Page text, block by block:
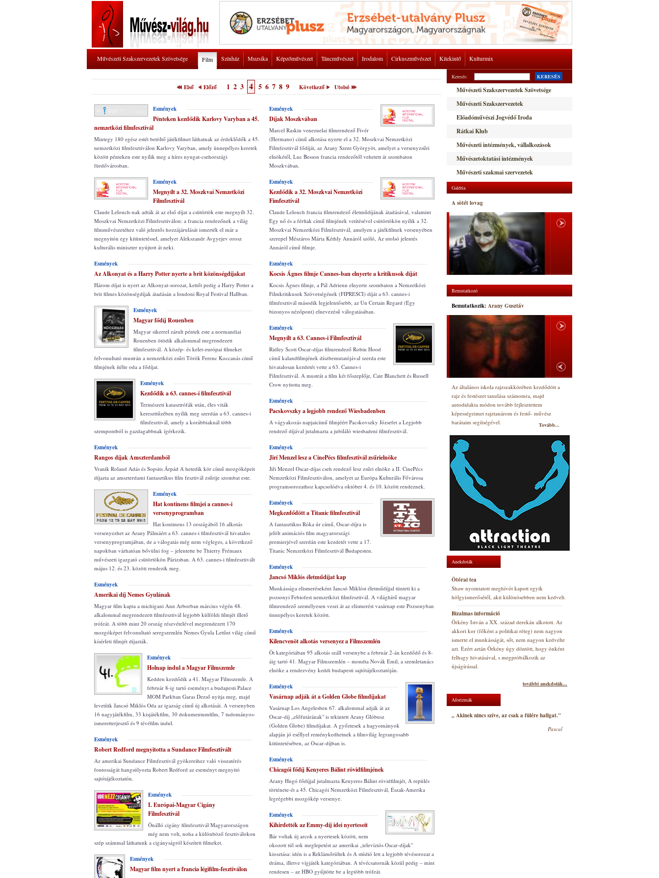
Művészeti Szakszervezetek Szövetsége Film Színház Muzsika Képzőművészet Táncművészet Irodalom Cirkuszművészet Kitekintő Kulturmix
Első Előző 1 2 3 4 5 6 7 8 9 Következő Utolsó
Esmények
Pénteken kezdődik Karlovy Varyban a 45.
nemzetközi filmfesztivál
Mintegy 180 egész estét betöltő játékfilmet láthatnak az érdeklődők a 45.
nemzetközi filmfesztiválon Karlovy Varyban, amely ünnepélyes keretek
között pénteken este nyílik meg a híres nyugat-csehországi
fürdővárosban.
Esmények
Megnyílt a 32. Moszkvai Nemzetközi
Filmfesztivál
Claude Lelouch-nak adták át az első díjat a csütörtök este megnyílt 32.
Moszkvai Nemzetközi Filmfesztiválon: a francia rendezőnek a világ
filmművészetéhez való jelentős hozzájárulását ismerték el már a
megnyitón egy kitüntetéssel, amelyet Alekszandr Avgyejev orosz
kulturális miniszter nyújtott át neki.
Esmények
Az Alkonyat és a Harry Potter nyerte a brit közönségdíjakat
Három díjat is nyert az Alkonyat-sorozat, kettőt pedig a Harry Potter a
brit filmes közönségdíjak átadásán a londoni Royal Festival Hallban.
Esmények
Magyar fődíj Rouenben
Magyar sikerrel zárult péntek este a normandiai
Rouenben ötödik alkalommal megrendezett
filmfesztivál. A közép- és kelet-európai filmeket
felvonultató mustrán a nemzetközi zsűri Török Ferenc Koccanás című
filmjének ítélte oda a fődíjat.
Esmények
Kezdődik a 63. cannes-i filmfesztivál
Természeti katasztrófák után, éles viták
kereszttűzében nyílik meg szerdán a 63. cannes-i
filmfesztivál, amely a korábbiaknál több
szempontból is gazdagabbnak ígérkezik.
Esmények
Rangos díjak Amszterdamból
Vranik Roland Adás és Sopsits Árpád A hetedik kör című mozgóképeit
díjazta az amszterdami fantasztikus film fesztivál zsűrije szombat este.
Esmények
Hat kontinens filmjei a cannes-i
versenyprogramban
Hat kontinens 13 országából 16 alkotás
versenyezhet az Arany Pálmáért a 63. cannes-i filmfesztivál hivatalos
versenyprogramjában, de a válogatás még nem végleges, a következő
napokban várhatóan bővülni fog – jelentette be Thierry Frémaux
művészeti igazgató csütörtökön Párizsban. A 63. cannes-i filmfesztivált
május 12. és 23. között rendezik meg.
Esmények
Amerikai díj Nemes Gyulának
Magyar film kapta a michigani Ann Arborban március végén 48.
alkalommal megrendezett filmfesztivál legjobb külföldi filmjét illető
trófeát. A több mint 20 ország részvételével megrendezett 170
mozgóképet felvonultató seregszemlén Nemes Gyula Letűnt világ című
kísérleti filmjét díjazták.
Esmények
Holnap indul a Magyar Filmszemle
Kedden kezdődik a 41. Magyar Filmszemle. A
február 8-ig tartó eseményt a budapesti Palace
MOM Parkban Garas Dezső nyitja meg, majd
levetítik Jancsó Miklós Oda az igazság című új alkotását. A versenyben
16 nagyjátékfilm, 33 kisjátékfilm, 30 dokumentumfilm, 7 tudományos-
ismeretterjesztő és 9 tévéfilm indul.
Esmények
Robert Redford megnyitotta a Sundance Filmfesztivált
Az amerikai Sundance Filmfesztivál gyökereihez való visszatérés
fontosságát hangsúlyozta Robert Redford az eseményt megnyitó
sajtótájékoztatón.
Esmények
I. Európai-Magyar Cigány
Filmfesztivál
Önálló cigány filmfesztivál Magyarországon
még nem volt, noha a különböző fesztiválokon
szép számmal láthatunk a cigányságról készített filmeket.
Esmények
Magyar film nyert a francia légifilm-fesztiválon
Esmények
Díjak Moszkvában
Marcel Raskin venezuelai filmrendező Fivér
(Hermano) című alkotása nyerte el a 32. Moszkvai Nemzetközi
Filmfesztivál fődíját, az Arany Szent Györgyöt, amelyet a versenyzsűri
elnökétől, Luc Besson francia rendezőtől vehetett át szombaton
Moszkvában.
Esmények
Kezdődik a 32. Moszkvai Nemzetközi
Fimfesztivál
Claude Lelouch francia filmrendező életműdíjának átadásával, valamint
Egy nő és a férfiak című filmjének vetítésével csütörtökön nyílik a 32.
Moszkvai Nemzetközi Filmfesztivál, amelyen a játékfilmek versenyében
szerepel Mészáros Márta Kéthly Annáról szóló, Az utolsó jelentés
Annáról című filmje.
Esmények
Kocsis Ágnes filmje Cannes-ban elnyerte a kritikusok díját
Kocsis Ágnes filmje, a Pál Adrienn elnyerte szombaton a Nemzetközi
Filmkritikusok Szövetségének (FIPRESCI) díját a 63. cannes-i
filmfesztivál második legjelentősebb, az Un Certain Regard (Egy
bizonyos nézőpont) elnevezésű válogatásában.
Esmények
Megnyílt a 63. Cannes-i Filmfesztivál
Ridley Scott Oscar-díjas filmrendező Robin Hood
című kalandfilmjének díszbemutatójával szerda este
hivatalosan kezdetét vette a 63. Cannes-i
Filmfesztivál. A mustrát a film két főszeplője, Cate Blanchett és Russell
Crow nyitotta meg.
Esmények
Pacskovszky a legjobb rendező Wiesbadenben
A vágyakozás napjaicímű filmjéért Pacskovszky Józsefet a Legjobb
rendező díjával jutalmazta a jubiláló wiesbadeni filmfesztivál.
Esmények
Jirí Menzel lesz a CinePécs filmfesztivál zsűrielnöke
Jiři Menzel Oscar-díjas cseh rendező lesz zsűri elnöke a II. CinePécs
Nemzetközi Filmfesztiválon, amelyet az Európa Kulturális Fővárosa
programsorozathoz kapcsolódva október 4. és 10. között rendeznek.
Esmények
Megkezdődött a Titanic filmfesztivál
A fantasztikus Róka úr című, Oscar-díjra is
jelölt animációs film magyarországi
premierjével szerdán este kezdetét vette a 17.
Titanic Nemzetközi Filmfesztivál Budapesten.
Esmények
Jancsó Miklós életműdíjat kap
Munkássága elismeréseként Jancsó Miklóst életműdíjjal tünteti ki a
pozsonyi Febiofest nemzetközi filmfesztivál. A világhírű magyar
filmrendező személyesen veszi át az elismerést vasárnap este Pozsonyban
ünnepélyes keretek között.
Esmények
Kilencvenöt alkotás versenyez a Filmszemlén
Öt kategóriában 95 alkotás száll versenybe a február 2-án kezdődő és 8-
áig tartó 41. Magyar Filmszemlén – mondta Novák Emil, a szemletanács
elnöke a rendezvény keddi budapesti sajtótájékoztatóján.
Esmények
Vasárnap adják át a Golden Globe filmdíjakat
Vasárnap Los Angelesben 67. alkalommal adják át az
Oscar-díj „előfutárának" is tekintett Arany Glóbusz
(Golden Globe) filmdíjakat. A győztesek a hagyományok
alapján jó eséllyel reménykedhetnek a filmvilág legrangosabb
kitüntetésében, az Oscar-díjban is.
Esmények
Chicagói fődíj Kenyeres Bálint rövidfilmjének
Arany Hugó fődíjjal jutalmazta Kenyeres Bálint rövidfilmjét, A repülés
története-ét a 45. Chicagói Nemzetközi Filmfesztivál, Észak-Amerika
legrégebbi mozgókép versenye.
Esmények
Kihirdették az Emmy-díj idei nyerteseit
Bár voltak új arcok a nyertesek között, nem
okozott túl sok meglepetést az amerikai „televíziós Oscar-díjak"
kiosztása: idén is a Reklámőrültek és A stúdió lett a legjobb tévésorozat a
dráma, illetve vígjáték kategóriában. A tévécsatornák közül pedig – mint
rendesen – az HBO gyűjtötte be a legtöbb trófeát.
Keresés: KERESÉS
Művészeti Szakszervezetek Szövetsége
Művészeti Szakszervezetek
Előadóművészi Jogvédő Iroda
Rátkai Klub
Művészeti intézmények, vállalkozások
Művészetoktatási intézmények
Művészeti szakmai szervezetek
Galéria
A sötét lovag
Bemutatkozó
Bemutatkozik: Arany Gusztáv
Az általános iskola rajzszakkörében kezdődött a
rajz és festészet tanulása számomra, majd
autodidakta módon tovább fejlesztettem
képességeimet rajztanárom és festő- művész
barátaim segítségével.
Tovább...
Anekdoták
Ötórai tea
Shaw nyomtatott meghívót kapott egyik
hölgyismerősétől, akit különösebben nem kedvelt.
Bizalmas információ
Örkény István a XX. század derekán alkotott. Az
akkori kor (főként a politikai réteg) nem nagyon
ismerte el munkásságát, sőt, nem nagyon kedvelte
azt. Ezért aztán Örkény úgy döntött, hogy önként
felhagy hivatásával, s megpróbálkozik az
újságírással.
további anekdoták...
Aforizmák
„ Akinek nincs szíve, az csak a fülére hallgat."
Pascal